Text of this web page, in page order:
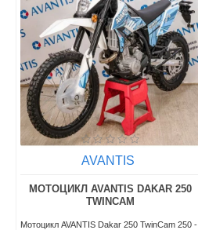
AVANTIS
МОТОЦИКЛ AVANTIS DAKAR 250
TWINCAM
Мотоцикл AVANTIS Dakar 250 TwinCam 250 -